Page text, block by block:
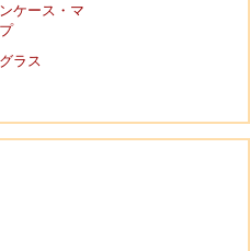
ケース・マ
ラス